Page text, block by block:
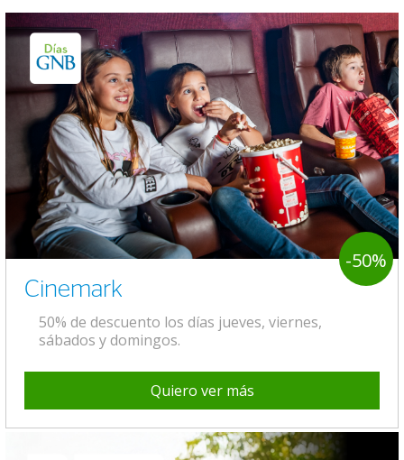
-50%
Cinemark
50% de descuento los días jueves, viernes,
sábados y domingos.
Quiero ver más